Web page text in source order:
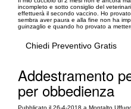
incompleto e sotto consiglio del
effettuerà il secondo vaccino. Ho
sembra aver paura e alla fine non ha
guinzaglio e quando ho provato a
Chiedi Preventivo Gratis
Addestramento
per obbedienza
Pubblicato il 26-4-2018 a Montalto